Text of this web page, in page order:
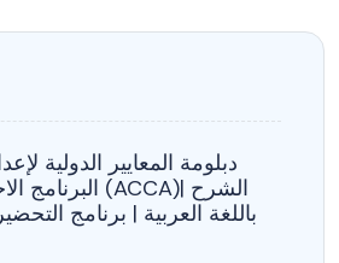
دبلومة المعايير الدولية
باللغة العربية | برنامج